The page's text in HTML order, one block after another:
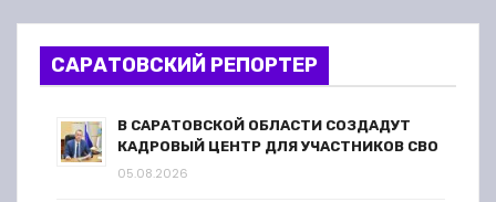
з
САРАТОВСКИЙ РЕПОРТЕР
В САРАТОВСКОЙ ОБЛАСТИ СОЗДАДУТ
КАДРОВЫЙ ЦЕНТР ДЛЯ УЧАСТНИКОВ СВО
05.08.2026